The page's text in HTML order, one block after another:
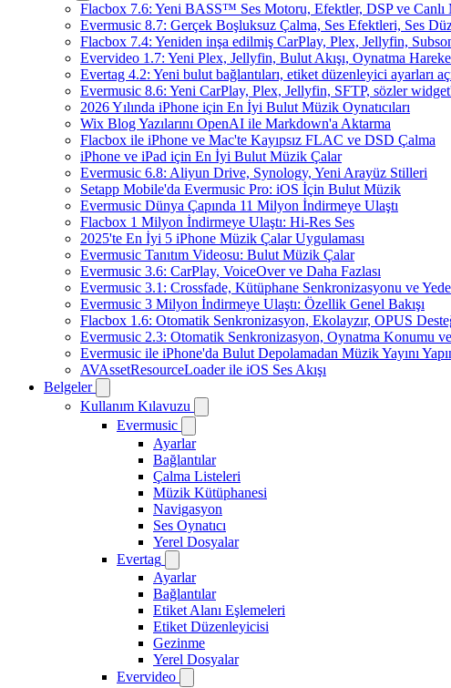
Flacbox 7.6: Yeni BASS™ Ses Motoru, Efektler, DSP ve Canlı
Evermusic 8.7: Gerçek Boşluksuz Çalma, Ses Efektleri, Ses
Flacbox 7.4: Yeniden inşa edilmiş CarPlay, Plex, Jellyfin,
Evervideo 1.7: Yeni Plex, Jellyfin, Bulut Akışı, Oynatma
Evertag 4.2: Yeni bulut bağlantıları, etiket düzenleyici ayarları
Evermusic 8.6: Yeni CarPlay, Plex, Jellyfin, SFTP, sözler
2026 Yılında iPhone için En İyi Bulut Müzik Oynatıcıları
Wix Blog Yazılarını OpenAI ile Markdown'a Aktarma
Flacbox ile iPhone ve Mac'te Kayıpsız FLAC ve DSD Çalma
iPhone ve iPad için En İyi Bulut Müzik Çalar
Evermusic 6.8: Aliyun Drive, Synology, Yeni Arayüz Stilleri
Setapp Mobile'da Evermusic Pro: iOS İçin Bulut Müzik
Evermusic Dünya Çapında 11 Milyon İndirmeye Ulaştı
Flacbox 1 Milyon İndirmeye Ulaştı: Hi-Res Ses
2025'te En İyi 5 iPhone Müzik Çalar Uygulaması
Evermusic Tanıtım Videosu: Bulut Müzik Çalar
Evermusic 3.6: CarPlay, VoiceOver ve Daha Fazlası
Evermusic 3.1: Crossfade, Kütüphane Senkronizasyonu ve
Evermusic 3 Milyon İndirmeye Ulaştı: Özellik Genel Bakışı
Flacbox 1.6: Otomatik Senkronizasyon, Ekolayzır, OPUS
Evermusic 2.3: Otomatik Senkronizasyon, Oynatma Konumu
Evermusic ile iPhone'da Bulut Depolamadan Müzik Yayını
AVAssetResourceLoader ile iOS Ses Akışı
Belgeler
Kullanım Kılavuzu
Evermusic
Ayarlar
Bağlantılar
Çalma Listeleri
Müzik Kütüphanesi
Navigasyon
Ses Oynatıcı
Yerel Dosyalar
Evertag
Ayarlar
Bağlantılar
Etiket Alanı Eşlemeleri
Etiket Düzenleyicisi
Gezinme
Yerel Dosyalar
Evervideo